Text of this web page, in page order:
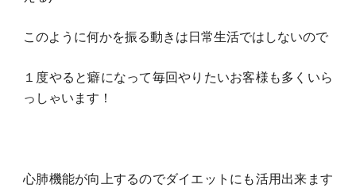
このように何かを振る動きは日常生活ではしないので
１度やると癖になって毎回やりたいお客様も多くいら
っしゃいます！
心肺機能が向上するのでダイエットにも活用出来ます